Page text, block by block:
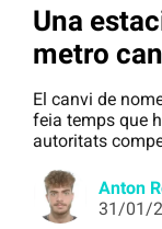
Una
metro
El canvi de
feia temps que
autoritats
Anton
31/01/